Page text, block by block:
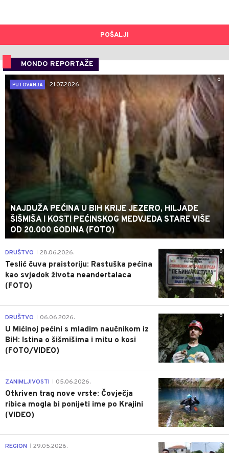
POŠALJI
MONDO REPORTAŽE
0
PUTOVANJA
21.07.2026.
NAJDUŽA PEĆINA U BIH KRIJE JEZERO, HILJADE
ŠIŠMIŠA I KOSTI PEĆINSKOG MEDVJEDA STARE VIŠE
OD 20.000 GODINA (FOTO)
0
DRUŠTVO 28.06.2026.
Teslić čuva praistoriju: Rastuška pećina
kao svjedok života neandertalaca
(FOTO)
0
DRUŠTVO 06.06.2026.
U Mićinoj pećini s mladim naučnikom iz
BiH: Istina o šišmišima i mitu o kosi
(FOTO/VIDEO)
0
ZANIMLJIVOSTI 05.06.2026.
Otkriven trag nove vrste: Čovječja
ribica mogla bi ponijeti ime po Krajini
(VIDEO)
0
REGION 29.05.2026.